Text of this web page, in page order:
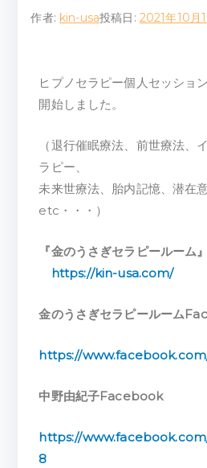
作者: kin-usa投稿日: 2021年10月
ヒプノセラピー個人セッショ
開始しました。
（退行催眠療法、前世療法、
ラピー、
未来世療法、胎内記憶、潜在
etc・・・）
『金のうさぎセラピールーム』
https://kin-usa.com/
金のうさぎセラピールーム
https://
中野由紀子Facebook
https://
8